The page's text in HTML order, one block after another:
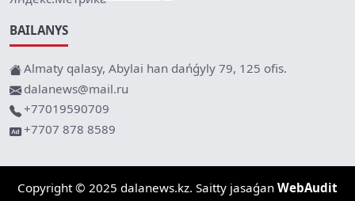
BAILANYS
Almaty qalasy, Abylai han dańǵyly 79, 125 ofis.
dalanews@mail.ru
+77019590709
+7707 878 8589
Copyright © 2025 dalanews.kz. Saitty jasaǵan WebAudit